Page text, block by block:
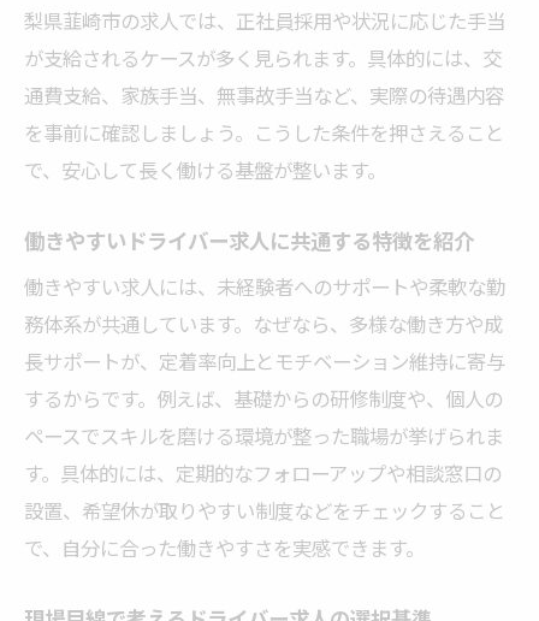
梨県韮崎市の求人では、正社員採用や状況に応じた手当
が支給されるケースが多く見られます。具体的には、交
通費支給、家族手当、無事故手当など、実際の待遇内容
を事前に確認しましょう。こうした条件を押さえること
で、安心して長く働ける基盤が整います。
働きやすいドライバー求人に共通する特徴を紹介
働きやすい求人には、未経験者へのサポートや柔軟な勤
務体系が共通しています。なぜなら、多様な働き方や成
長サポートが、定着率向上とモチベーション維持に寄与
するからです。例えば、基礎からの研修制度や、個人の
ペースでスキルを磨ける環境が整った職場が挙げられま
す。具体的には、定期的なフォローアップや相談窓口の
設置、希望休が取りやすい制度などをチェックすること
で、自分に合った働きやすさを実感できます。